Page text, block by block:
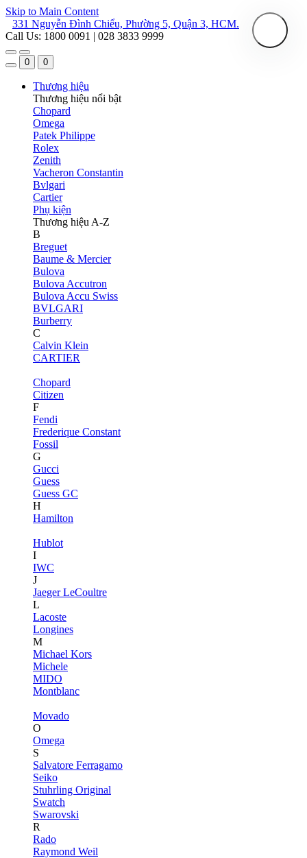
Skip to Main Content
331 Nguyễn Đình Chiểu, Phường 5, Quận 3, HCM.
Call Us: 1800 0091 | 028 3833 9999
0 0
Thương hiệu
Thương hiệu nổi bật
Chopard
Omega
Patek Philippe
Rolex
Zenith
Vacheron Constantin
Bvlgari
Cartier
Phụ kiện
Thương hiệu A-Z
B
Breguet
Baume & Mercier
Bulova
Bulova Accutron
Bulova Accu Swiss
BVLGARI
Burberry
C
Calvin Klein
CARTIER
Chopard
Citizen
F
Fendi
Frederique Constant
Fossil
G
Gucci
Guess
Guess GC
H
Hamilton
Hublot
I
IWC
J
Jaeger LeCoultre
L
Lacoste
Longines
M
Michael Kors
Michele
MIDO
Montblanc
Movado
O
Omega
S
Salvatore Ferragamo
Seiko
Stuhrling Original
Swatch
Swarovski
R
Rado
Raymond Weil